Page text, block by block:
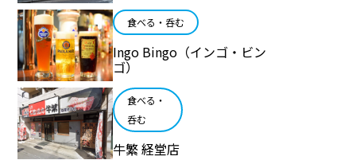
食べる・呑む
Ingo Bingo（インゴ・ビン
ゴ）
食べる・
呑む
牛繁 経堂店